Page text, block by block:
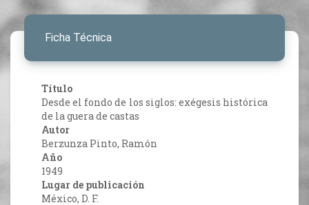
Ficha Técnica
Título
Desde el fondo de los siglos: exégesis histórica
de la guera de castas
Autor
Berzunza Pinto, Ramón
Año
1949
Lugar de publicación
México, D. F.